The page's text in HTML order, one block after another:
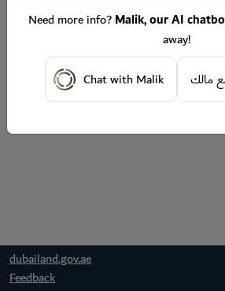
dubailand.gov.ae
Feedback
Need more info?Malik, our AI
away!
Chat with Malik
مالك